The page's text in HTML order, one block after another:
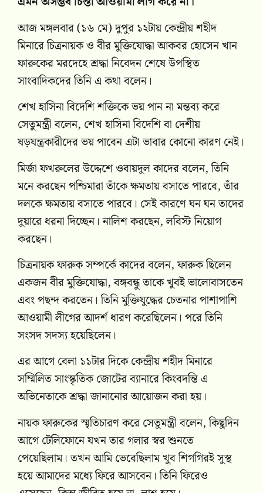
আজ মঙ্গলবার (১৬ মে) দুপুর ১২টায় কেন্দ্রীয় শহীদ
মিনারে চিত্রনায়ক ও বীর মুক্তিযোদ্ধা আকবর হোসেন খান
ফারুকের মরদেহে শ্রদ্ধা নিবেদন শেষে উপস্থিত
সাংবাদিকদের তিনি এ কথা বলেন।
শেখ হাসিনা বিদেশি শক্তিকে ভয় পান না মন্তব্য করে
সেতুমন্ত্রী বলেন, শেখ হাসিনা বিদেশি বা দেশীয়
ষড়যন্ত্রকারীদের ভয় পাবেন এটা ভাবার কোনো কারণ নেই।
মির্জা ফখরুলের উদ্দেশে ওবায়দুল কাদের বলেন, তিনি
মনে করছেন পশ্চিমারা তাঁকে ক্ষমতায় বসাতে পারবে, তাঁর
দলকে ক্ষমতায় বসাতে পারবে। সেই কারণে ঘন ঘন তাদের
দুয়ারে ধরনা দিচ্ছেন। নালিশ করছেন, লবিস্ট নিয়োগ
করছেন।
চিত্রনায়ক ফারুক সম্পর্কে কাদের বলেন, ফারুক ছিলেন
একজন বীর মুক্তিযোদ্ধা, বঙ্গবন্ধু তাকে খুবই ভালোবাসতেন
এবং পছন্দ করতেন। তিনি মুক্তিযুদ্ধের চেতনার পাশাপাশি
আওয়ামী লীগের আদর্শ ধারণ করেছিলেন। পরে তিনি
সংসদ সদস্য হয়েছিলেন।
এর আগে বেলা ১১টার দিকে কেন্দ্রীয় শহীদ মিনারে
সম্মিলিত সাংস্কৃতিক জোটের ব্যানারে কিংবদন্তি এ
অভিনেতাকে শ্রদ্ধা জানানোর আয়োজন করা হয়।
নায়ক ফারুকের স্মৃতিচারণ করে সেতুমন্ত্রী বলেন, কিছুদিন
আগে টেলিফোনে যখন তার গলার স্বর শুনতে
পেয়েছিলাম। তখন আমি ভেবেছিলাম খুব শিগগিরই সুস্থ
হয়ে আমাদের মধ্যে ফিরে আসবেন। তিনি ফিরেও